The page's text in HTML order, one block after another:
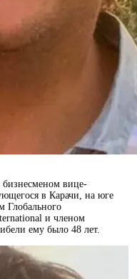
вице-
в Карачи, на юге
Глобального
и членом
ему было 48 лет.